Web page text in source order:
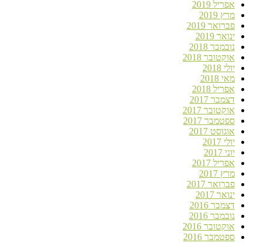
אפריל 2019
מרץ 2019
פברואר 2019
ינואר 2019
נובמבר 2018
אוקטובר 2018
יולי 2018
מאי 2018
אפריל 2018
דצמבר 2017
אוקטובר 2017
ספטמבר 2017
אוגוסט 2017
יולי 2017
יוני 2017
אפריל 2017
מרץ 2017
פברואר 2017
ינואר 2017
דצמבר 2016
נובמבר 2016
אוקטובר 2016
ספטמבר 2016